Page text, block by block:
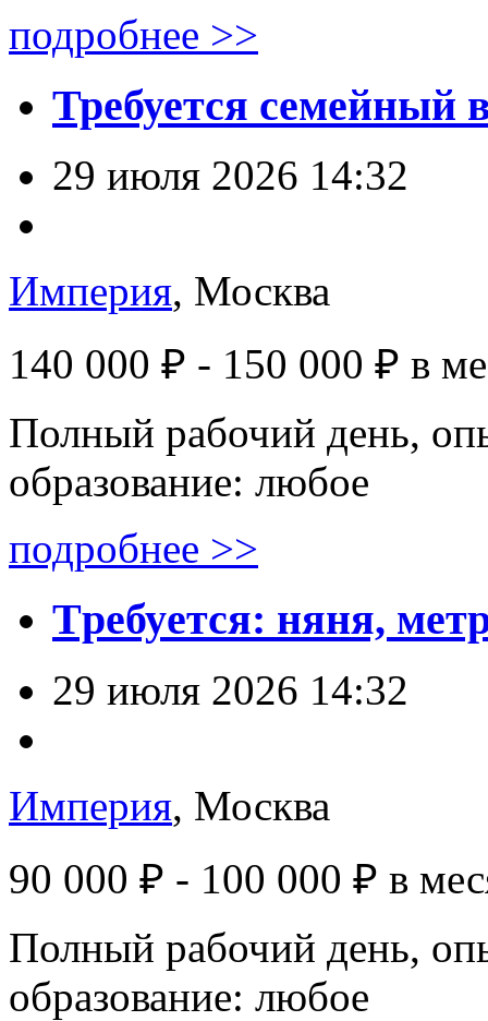
подробнее >>
Требуется семейный
29 июля 2026 14:32
Империя, Москва
140 000 ₽ - 150 000 ₽ в
Полный рабочий день,
образование: любое
подробнее >>
Tpeбуeтся: няня,
29 июля 2026 14:32
Империя, Москва
90 000 ₽ - 100 000 ₽ в
Полный рабочий день,
образование: любое